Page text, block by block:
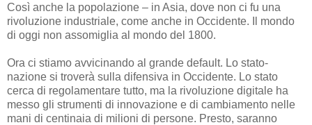
Così anche la popolazione – in Asia, dove non ci fu una
rivoluzione industriale, come anche in Occidente. Il mondo
di oggi non assomiglia al mondo del 1800.
Ora ci stiamo avvicinando al grande default. Lo stato-
nazione si troverà sulla difensiva in Occidente. Lo stato
cerca di regolamentare tutto, ma la rivoluzione digitale ha
messo gli strumenti di innovazione e di cambiamento nelle
mani di centinaia di milioni di persone. Presto, saranno